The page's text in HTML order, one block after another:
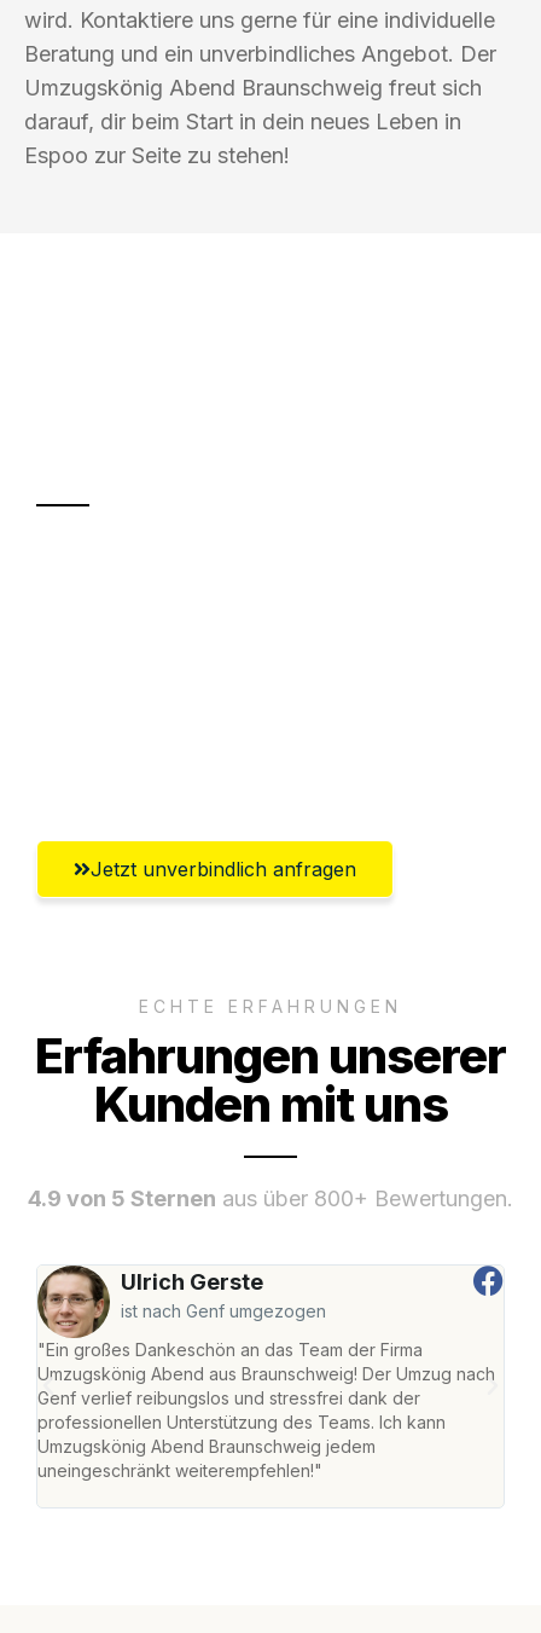
wird. Kontaktiere uns gerne für eine individuelle
Beratung und ein unverbindliches Angebot. Der
Umzugskönig Abend Braunschweig freut sich
darauf, dir beim Start in dein neues Leben in
Espoo zur Seite zu stehen!
Jetzt unverbindlich anfragen
ECHTE ERFAHRUNGEN
Erfahrungen unserer
Kunden mit uns
4.9 von 5 Sternen aus über 800+ Bewertungen.
Ulrich Gerste
ist nach Genf umgezogen
"Ein großes Dankeschön an das Team der Firma
Umzugskönig Abend aus Braunschweig! Der Umzug nach
Genf verlief reibungslos und stressfrei dank der
professionellen Unterstützung des Teams. Ich kann
Umzugskönig Abend Braunschweig jedem
uneingeschränkt weiterempfehlen!"